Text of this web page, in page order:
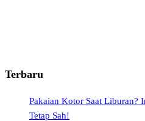
Terbaru
Pakaian Kotor Saat Liburan?
Tetap Sah!